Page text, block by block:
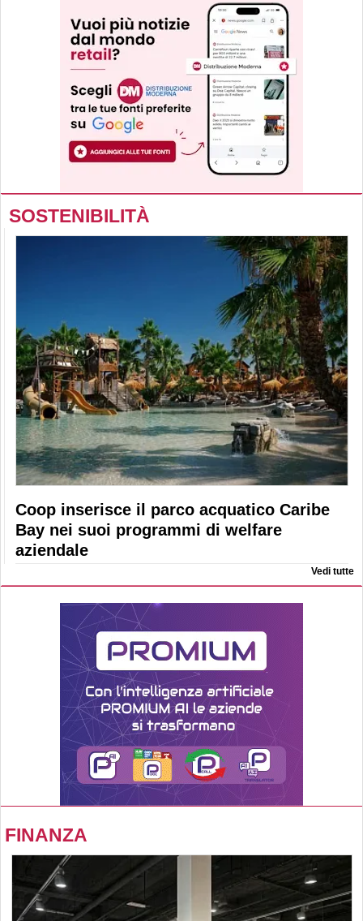
SOSTENIBILITÀ
Coop inserisce il parco acquatico Caribe
Bay nei suoi programmi di welfare
aziendale
Vedi tutte
FINANZA